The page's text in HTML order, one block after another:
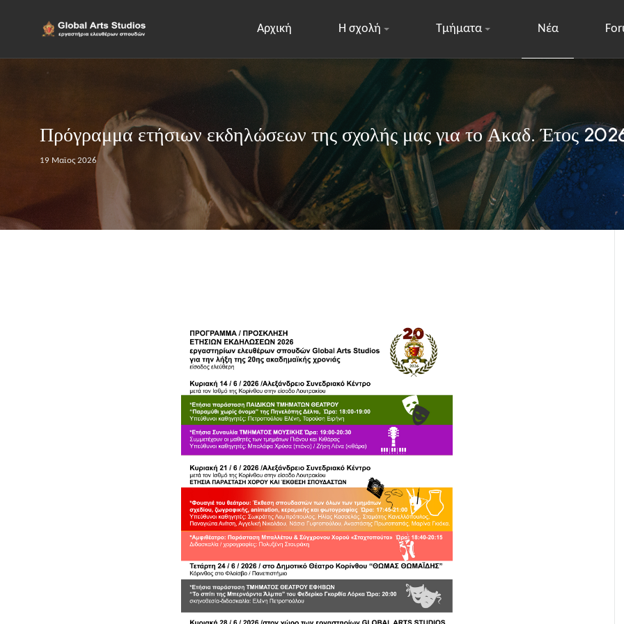
Αρχική Η σχολή Τμήματα Νέα
Πρόγραμμα ετήσιων εκδηλώσεων της σχολής μας για το Ακαδ. Έτος
19 Μαϊος 2026